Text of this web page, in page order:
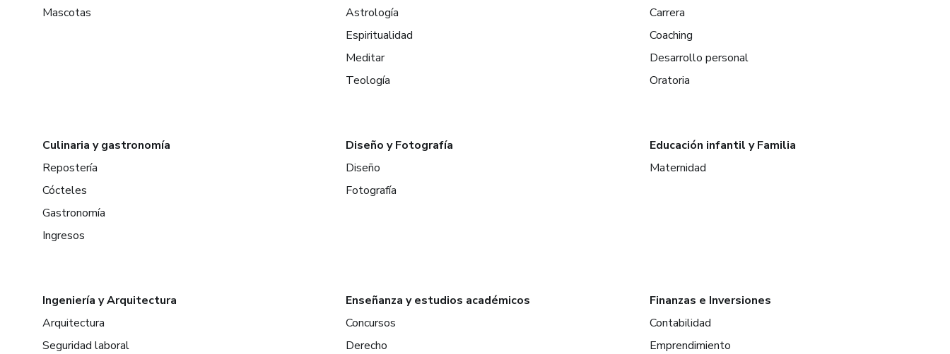
Mascotas
Astrología
Espiritualidad
Meditar
Teología
Carrera
Coaching
Desarrollo personal
Oratoria
Culinaria y gastronomía
Repostería
Cócteles
Gastronomía
Ingresos
Diseño y Fotografía
Diseño
Fotografía
Educación infantil y Familia
Maternidad
Ingeniería y Arquitectura
Arquitectura
Seguridad laboral
Enseñanza y estudios académicos
Concursos
Derecho
Finanzas e Inversiones
Contabilidad
Emprendimiento